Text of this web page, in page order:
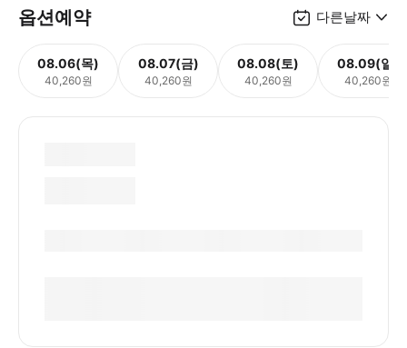
옵션예약 다른날짜
08.06(목)
40,260원
08.07(금)
40,260원
08.08(토)
40,260원
08.09(일)
40,260원